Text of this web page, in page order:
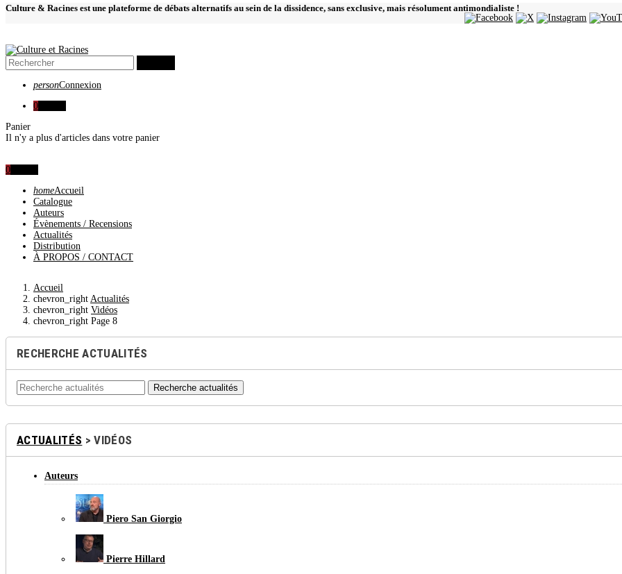
Culture & Racines est une plateforme de débats alternatifs au sein de la dissidence, sans exclusive, mais résolument antimondialiste !
personConnexion
0
Panier
Il n'y a plus d'articles dans votre panier
0
homeAccueil
Catalogue
Auteurs
Évènements / Recensions
Actualités
Distribution
À PROPOS / CONTACT
Accueil
chevron_right Actualités
chevron_right Vidéos
chevron_right Page 8
RECHERCHE ACTUALITÉS
Recherche actualités
ACTUALITÉS > VIDÉOS
Auteurs
Piero San Giorgio
Pierre Hillard